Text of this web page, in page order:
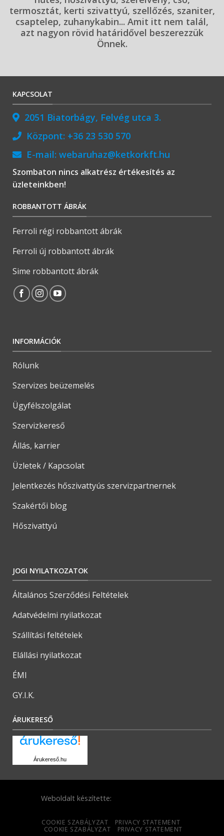
termosztát, kerti szivattyú, szellőzés, szaniter,
csaptelep, zuhanykabin... Amit itt nem talál,
azt nagyon rövid határidővel beszerezzük
Önnek.
KAPCSOLAT
2051 Biatorbágy, Felvég utca 3.
Központ: +36 23 530 570
E-mail: webaruhaz@ketkorkft.hu
Szombaton nincs alkatrész értékesítés az
üzleteinkben!
ROBBANTOTT ÁBRÁK
Ferroli régi robbantott ábrák
Ferroli új robbantott ábrák
Sime robbantott ábrák
INFORMÁCIÓK
Rólunk
Szervizes beüzemelés
Ügyfélszolgálat
Szervizkereső
Állás, karrier
Üzletek / Kapcsolat
Jelentkezés hőszivattyús szervizpartnernek
Szakértői blog
Hőszivattyú
JOGI NYILATKOZATOK
Általános Szerződési Feltételek
Adatvédelmi nyilatkozat
Szállítási feltételek
Elállási nyilatkozat
ÉMI
GY.I.K.
ÁRUKERESŐ
Árukereső.hu
Weboldalt készítette:
COOKIE SZABÁLYZAT
PRIVACY STATEMENT
COOKIE SZABÁLYZAT
PRIVACY STATEMENT